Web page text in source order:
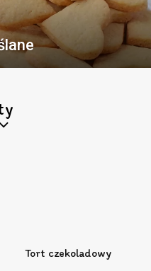
Tort czekoladowy